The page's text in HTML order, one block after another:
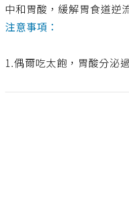
中和胃酸，緩解胃食道逆
注意事項：
1.偶爾吃太飽，胃酸分泌